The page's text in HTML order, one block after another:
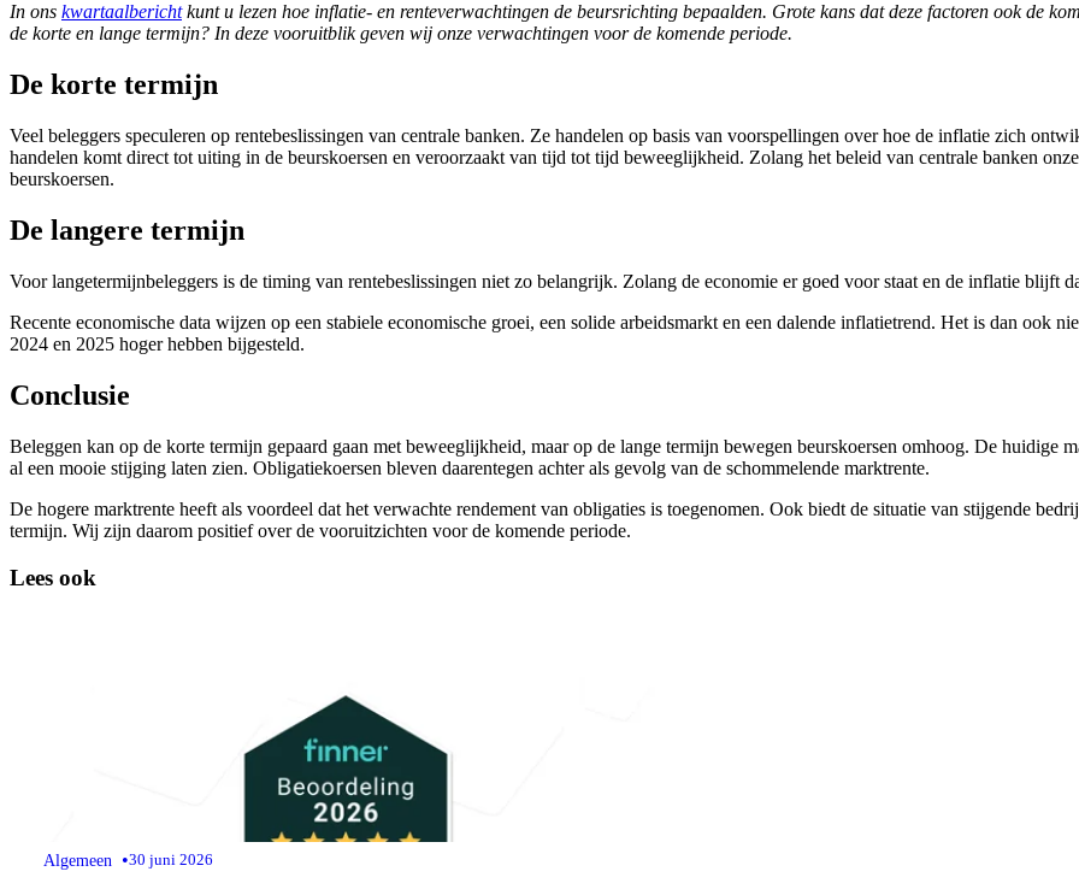
In ons kwartaalberichtkunt u lezen hoe inflatie- en renteverwachtingen de beursrichting bepaalden. Grote kans dat deze factoren ook de
de korte en lange termijn? In deze vooruitblik geven wij onze verwachtingen voor de komende periode.
De korte termijn
Veel beleggers speculeren op rentebeslissingen van centrale banken. Ze handelen op basis van voorspellingen over hoe de inflatie zich
handelen komt direct tot uiting in de beurskoersen en veroorzaakt van tijd tot tijd beweeglijkheid. Zolang het beleid van centrale banken
beurskoersen.
De langere termijn
Voor langetermijnbeleggers is de timing van rentebeslissingen niet zo belangrijk. Zolang de economie er goed voor staat en de inflatie blijft
Recente economische data wijzen op een stabiele economische groei, een solide arbeidsmarkt en een dalende inflatietrend​​. Het is dan ook
2024 en 2025 hoger hebben bijgesteld.
Conclusie
Beleggen kan op de korte termijn gepaard gaan met beweeglijkheid, maar op de lange termijn bewegen beurskoersen omhoog. De huidige
al een mooie stijging laten zien. Obligatiekoersen bleven daarentegen achter als gevolg van de schommelende marktrente.
De hogere marktrente heeft als voordeel dat het verwachte rendement van obligaties is toegenomen. Ook biedt de situatie van stijgende
termijn. Wij zijn daarom positief over de vooruitzichten voor de komende periode.
Lees ook
Algemeen •30 juni 2026